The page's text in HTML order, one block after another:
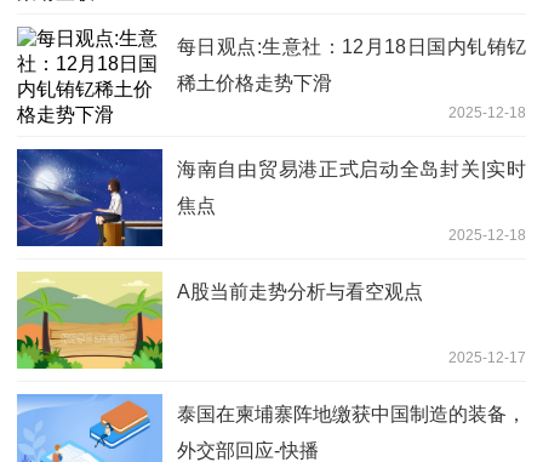
每日观点:生意社：12月18日国内钆铕钇
稀土价格走势下滑
2025-12-18
海南自由贸易港正式启动全岛封关|实时
焦点
2025-12-18
A股当前走势分析与看空观点
2025-12-17
泰国在柬埔寨阵地缴获中国制造的装备，
外交部回应-快播